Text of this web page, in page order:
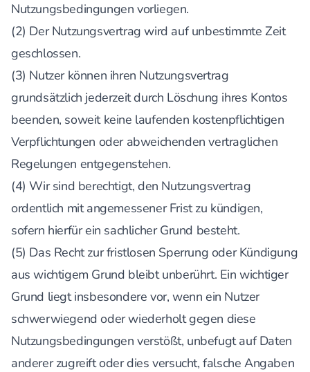
Nutzungsbedingungen vorliegen.
(2) Der Nutzungsvertrag wird auf unbestimmte Zeit
geschlossen.
(3) Nutzer können ihren Nutzungsvertrag
grundsätzlich jederzeit durch Löschung ihres Kontos
beenden, soweit keine laufenden kostenpflichtigen
Verpflichtungen oder abweichenden vertraglichen
Regelungen entgegenstehen.
(4) Wir sind berechtigt, den Nutzungsvertrag
ordentlich mit angemessener Frist zu kündigen,
sofern hierfür ein sachlicher Grund besteht.
(5) Das Recht zur fristlosen Sperrung oder Kündigung
aus wichtigem Grund bleibt unberührt. Ein wichtiger
Grund liegt insbesondere vor, wenn ein Nutzer
schwerwiegend oder wiederholt gegen diese
Nutzungsbedingungen verstößt, unbefugt auf Daten
anderer zugreift oder dies versucht, falsche Angaben